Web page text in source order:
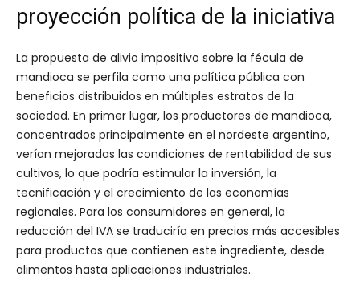
proyección política de la iniciativa
La propuesta de alivio impositivo sobre la fécula de
mandioca se perfila como una política pública con
beneficios distribuidos en múltiples estratos de la
sociedad. En primer lugar, los productores de mandioca,
concentrados principalmente en el nordeste argentino,
verían mejoradas las condiciones de rentabilidad de sus
cultivos, lo que podría estimular la inversión, la
tecnificación y el crecimiento de las economías
regionales. Para los consumidores en general, la
reducción del IVA se traduciría en precios más accesibles
para productos que contienen este ingrediente, desde
alimentos hasta aplicaciones industriales.